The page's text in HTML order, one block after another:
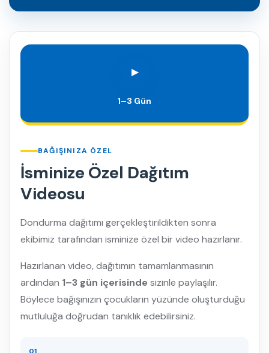
▶
1–3 Gün
BAĞIŞINIZA ÖZEL
İsminize Özel Dağıtım
Videosu
Dondurma dağıtımı gerçekleştirildikten sonra
ekibimiz tarafından isminize özel bir video hazırlanır.
Hazırlanan video, dağıtımın tamamlanmasının
ardından 1–3 gün içerisinde sizinle paylaşılır.
Böylece bağışınızın çocukların yüzünde oluşturduğu
mutluluğa doğrudan tanıklık edebilirsiniz.